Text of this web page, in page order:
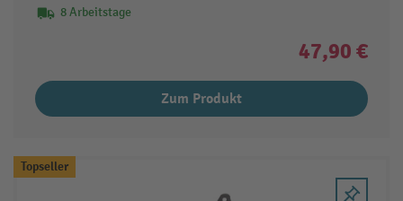
8 Arbeitstage
47,90 €
Zum Produkt
Topseller